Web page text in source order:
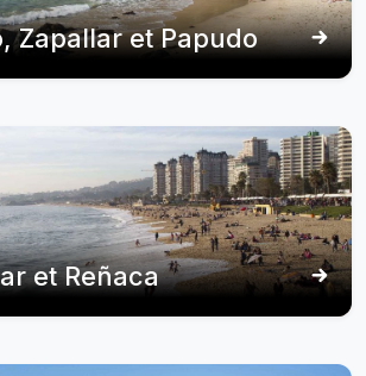
Zapallar et Papudo
et Reñaca